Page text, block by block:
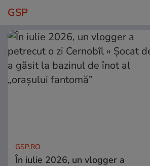
GSP
GSP.RO
În iulie 2026, un vlogger a